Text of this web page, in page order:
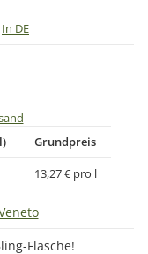
In DE
Grundpreis
13,27 € pro l
Flasche!